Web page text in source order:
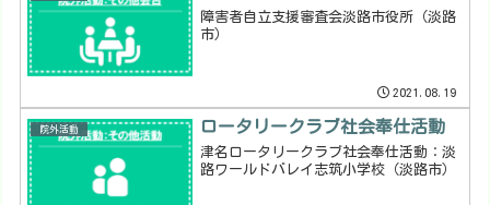
障害者自立支援審査会淡路市役所（淡路
市）
2021.08.19
院外活動 ロータリークラブ社会奉仕活動
津名ロータリークラブ社会奉仕活動：淡
路ワールドバレイ志筑小学校（淡路市）